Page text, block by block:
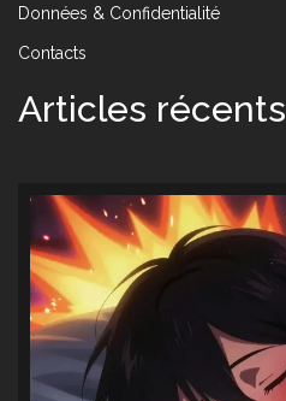
Données & Confidentialité
Contacts
Articles récents